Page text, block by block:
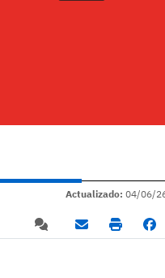
Actualizado: 04/06/